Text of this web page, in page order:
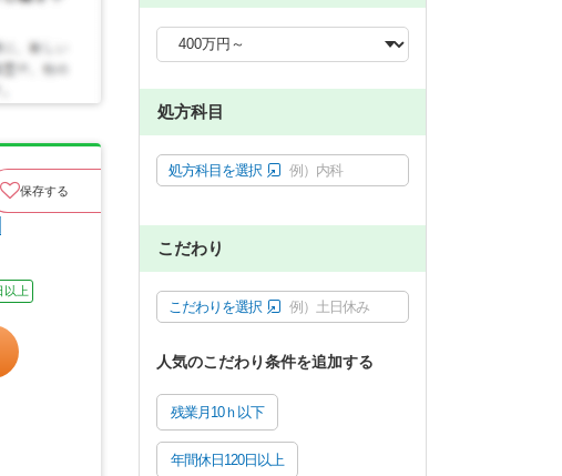
保存する
以上
処方科目
処方科目を選択 例）内科
こだわり
こだわりを選択 例）土日休み
人気のこだわり条件を追加する
残業月10ｈ以下
年間休日120日以上